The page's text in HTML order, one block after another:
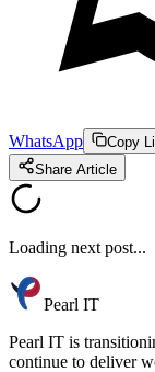
WhatsApp
Copy
Share Article
Loading next post...
Pearl IT
Pearl IT is
continue to deliver